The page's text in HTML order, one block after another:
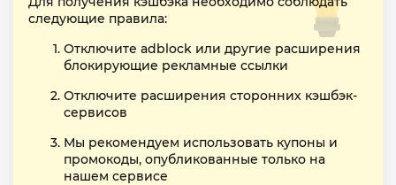
следующие правила:
Отключите adblock или другие расширения
блокирующие рекламные ссылки
Отключите расширения сторонних кэшбэк-
сервисов
Мы рекомендуем использовать купоны и
промокоды, опубликованные только на
нашем сервисе